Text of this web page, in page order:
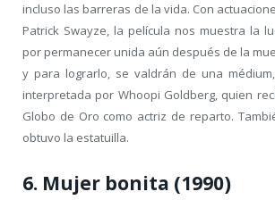
incluso las barreras de la vida. Con
Patrick Swayze, la película nos muestra la
por permanecer unida aún después de la
y para lograrlo, se valdrán de una
interpretada por Whoopi Goldberg, quien
Globo de Oro como actriz de reparto.
obtuvo la estatuilla.
6. Mujer bonita (1990)